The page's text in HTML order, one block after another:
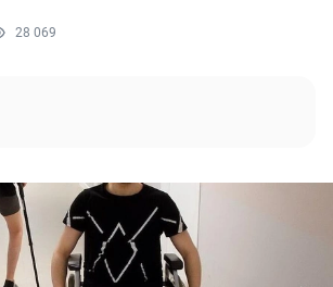
28 069